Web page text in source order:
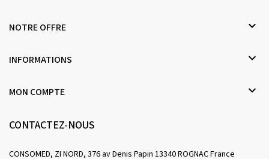
NOTRE OFFRE 
INFORMATIONS 
MON COMPTE 
CONTACTEZ-NOUS
CONSOMED, ZI NORD, 376 av Denis Papin 13340 ROGNAC France